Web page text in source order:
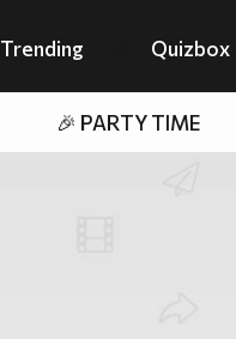
Trending Quizbox
🎉 PARTY TIME